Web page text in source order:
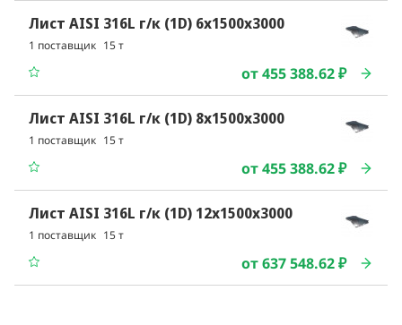
Лист AISI 316L г/к (1D) 6x1500x3000
1 поставщик 15 т
от 455 388.62 ₽
Лист AISI 316L г/к (1D) 8x1500x3000
1 поставщик 15 т
от 455 388.62 ₽
Лист AISI 316L г/к (1D) 12x1500x3000
1 поставщик 15 т
от 637 548.62 ₽